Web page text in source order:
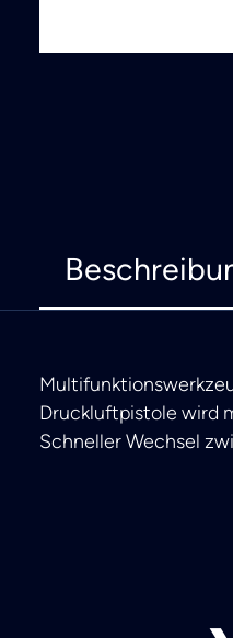
Druckluftpistole wird
Schneller Wechsel